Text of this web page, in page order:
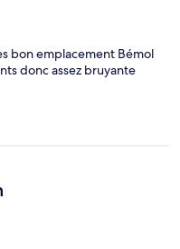
bon emplacement Bémol
donc assez bruyante